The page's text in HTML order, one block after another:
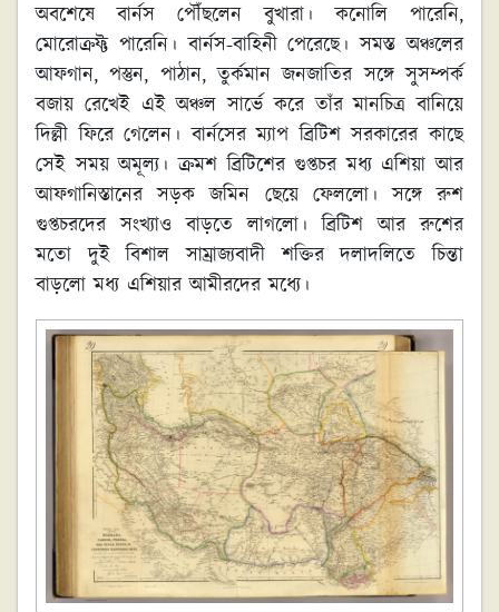
অবশেষে বার্নস পৌঁছলেন বুখারা। কনোলি পারেনি,
মোরোক্রফ্ট পারেনি। বার্নস-বাহিনী পেরেছে। সমস্ত অঞ্চলের
আফগান, পস্তুন, পাঠান, তুর্কমান জনজাতির সঙ্গে সুসম্পর্ক
বজায় রেখেই এই অঞ্চল সার্ভে করে তাঁর মানচিত্র বানিয়ে
দিল্লী ফিরে গেলেন। বার্নসের ম্যাপ ব্রিটিশ সরকারের কাছে
সেই সময় অমূল্য। ক্রমশ ব্রিটিশের গুপ্তচর মধ্য এশিয়া আর
আফগানিস্তানের সড়ক জমিন ছেয়ে ফেললো। সঙ্গে রুশ
গুপ্তচরদের সংখ্যাও বাড়তে লাগলো। ব্রিটিশ আর রুশের
মতো দুই বিশাল সাম্রাজ্যবাদী শক্তির দলাদলিতে চিন্তা
বাড়লো মধ্য এশিয়ার আমীরদের মধ্যে।